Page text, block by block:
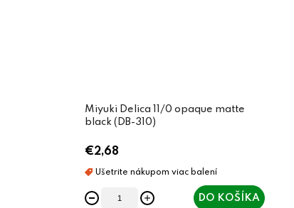
Miyuki Delica 11/0 opaque matte
black (DB-310)
€2,68
DO KOŠÍKA